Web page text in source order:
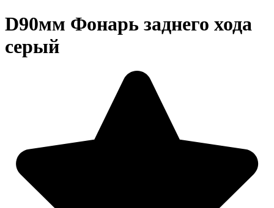
D90мм Фонарь заднего хода
серый